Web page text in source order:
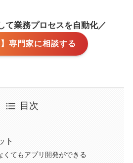
て業務プロセスを自動化／
】専門家に相談する
目次
ト
くてもアプリ開発ができる